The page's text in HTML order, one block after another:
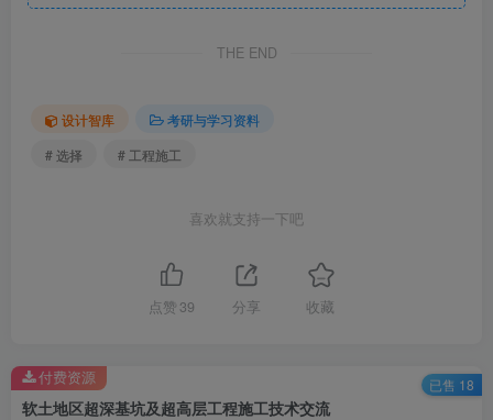
THE END
设计智库
考研与学习资料
# 选择
# 工程施工
喜欢就支持一下吧
点赞 39 分享 收藏
软土地区超深基坑及超高层工程施工技术交流
付费资源 已售 18